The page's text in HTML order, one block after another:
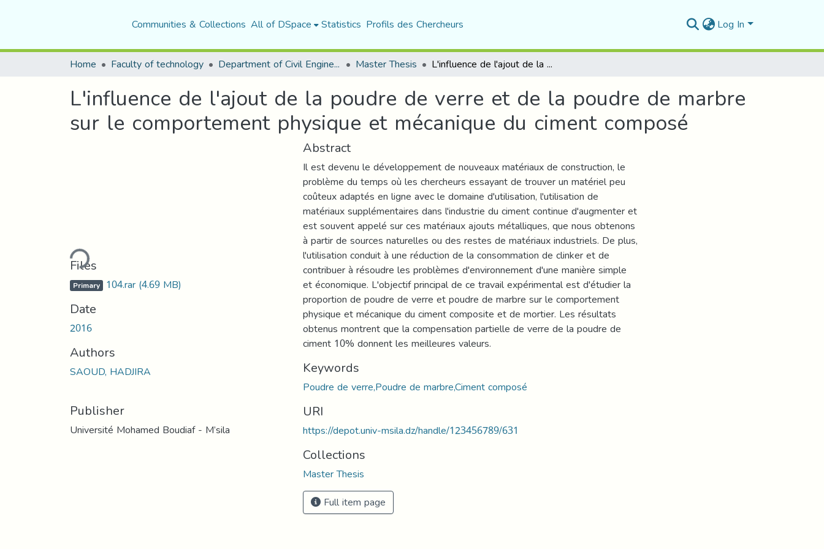
Communities & Collections All of DSpace Statistics Profils des Chercheurs Log In
Home Faculty of technology Department of Civil Engineering Master Thesis L'influence de l'ajout de la poudre de verre et de la poudre de marbre sur le comportement physique et mécanique du ciment composé
L'influence de l'ajout de la poudre de verre et de la poudre de marbre
sur le comportement physique et mécanique du ciment composé
Loading...
Files
Primary 104.rar(4.69 MB)
Date
2016
Authors
SAOUD, HADJIRA
Publisher
Université Mohamed Boudiaf - M’sila
Abstract
Il est devenu le développement de nouveaux matériaux de construction, le
problème du temps où les chercheurs essayant de trouver un matériel peu
coûteux adaptés en ligne avec le domaine d'utilisation, l'utilisation de
matériaux supplémentaires dans l'industrie du ciment continue d'augmenter et
est souvent appelé sur ces matériaux ajouts métalliques, que nous obtenons
à partir de sources naturelles ou des restes de matériaux industriels. De plus,
l'utilisation conduit à une réduction de la consommation de clinker et de
contribuer à résoudre les problèmes d'environnement d'une manière simple
et économique. L'objectif principal de ce travail expérimental est d'étudier la
proportion de poudre de verre et poudre de marbre sur le comportement
physique et mécanique du ciment composite et de mortier. Les résultats
obtenus montrent que la compensation partielle de verre de la poudre de
ciment 10% donnent les meilleures valeurs.
Keywords
Poudre de verre,Poudre de marbre,Ciment composé
URI
https://depot.univ-msila.dz/handle/123456789/631
Collections
Master Thesis
Full item page